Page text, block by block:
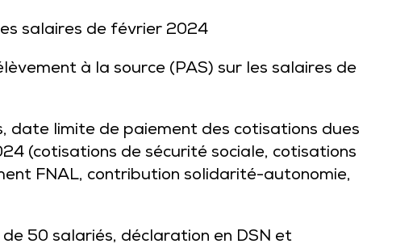
salaires de février 2024
à la source (PAS) sur les salaires de
date limite de paiement des cotisations dues
(cotisations de sécurité sociale, cotisations
FNAL, contribution solidarité-autonomie,
50 salariés, déclaration en DSN et